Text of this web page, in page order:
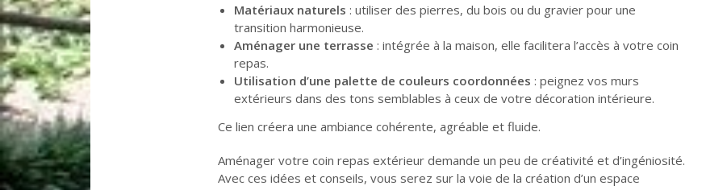
Matériaux naturels : utiliser des pierres, du bois ou du gravier pour une
transition harmonieuse.
Aménager une terrasse : intégrée à la maison, elle facilitera l’accès à votre coin
repas.
Utilisation d’une palette de couleurs coordonnées : peignez vos murs
extérieurs dans des tons semblables à ceux de votre décoration intérieure.
Ce lien créera une ambiance cohérente, agréable et fluide.
Aménager votre coin repas extérieur demande un peu de créativité et d’ingéniosité.
Avec ces idées et conseils, vous serez sur la voie de la création d’un espace